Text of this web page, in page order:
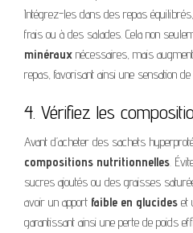
Intégrez-les dans des repas
frais ou à des salades. Cela non
minéraux nécessaires, mais
repas, favorisant ainsi une sensation
4. Vérifiez les
Avant d’acheter des sachets
compositions nutritionnelles.
sucres ajoutés ou des graisses
avoir un apport faible en glucides et
garantissant ainsi une perte de poids